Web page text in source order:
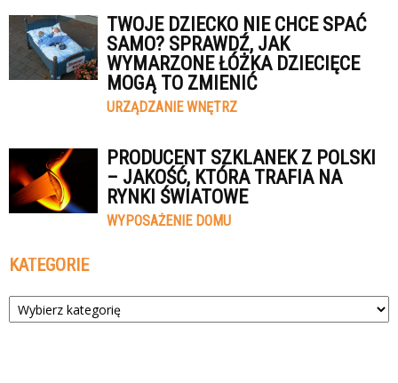
TWOJE DZIECKO NIE CHCE SPAĆ
SAMO? SPRAWDŹ, JAK
WYMARZONE ŁÓŻKA DZIECIĘCE
MOGĄ TO ZMIENIĆ
URZĄDZANIE WNĘTRZ
PRODUCENT SZKLANEK Z POLSKI
– JAKOŚĆ, KTÓRA TRAFIA NA
RYNKI ŚWIATOWE
WYPOSAŻENIE DOMU
KATEGORIE
Kategorie